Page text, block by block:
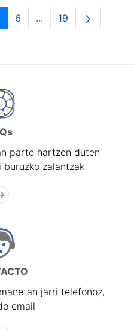
Pages Use TAB to
Orrialdea
6 ...Intermediate Pages
Orrialdea
19
parte hartzen duten
zalantzak
jarri telefonoz,
email